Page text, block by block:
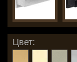
Цвет: